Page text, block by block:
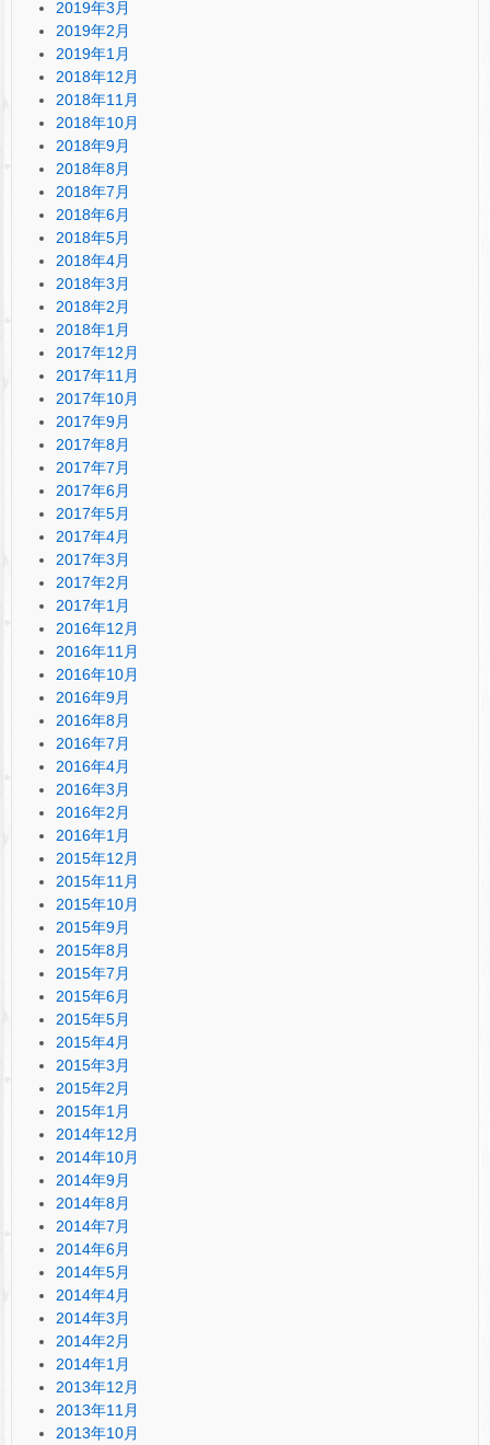
2019年3月
2019年2月
2019年1月
2018年12月
2018年11月
2018年10月
2018年9月
2018年8月
2018年7月
2018年6月
2018年5月
2018年4月
2018年3月
2018年2月
2018年1月
2017年12月
2017年11月
2017年10月
2017年9月
2017年8月
2017年7月
2017年6月
2017年5月
2017年4月
2017年3月
2017年2月
2017年1月
2016年12月
2016年11月
2016年10月
2016年9月
2016年8月
2016年7月
2016年4月
2016年3月
2016年2月
2016年1月
2015年12月
2015年11月
2015年10月
2015年9月
2015年8月
2015年7月
2015年6月
2015年5月
2015年4月
2015年3月
2015年2月
2015年1月
2014年12月
2014年10月
2014年9月
2014年8月
2014年7月
2014年6月
2014年5月
2014年4月
2014年3月
2014年2月
2014年1月
2013年12月
2013年11月
2013年10月